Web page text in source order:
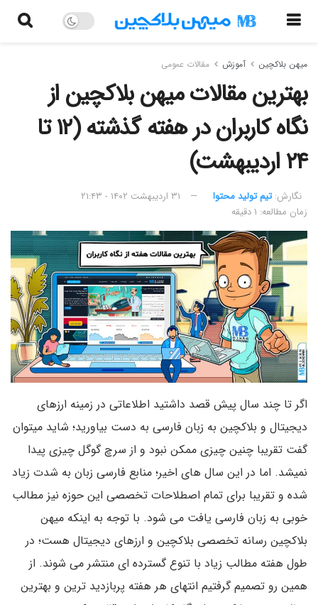
میهن بلاکچین آموزش مقالات عمومی
بهترین مقالات میهن بلاکچین از
نگاه کاربران در هفته گذشته (۱۲ تا
۲۴ اردیبهشت)
نگارش:‌ تیم تولید محتوا
۳۱ اردیبهشت ۱۴۰۲ - ۲۱:۴۳
زمان مطالعه: ۱ دقیقه
اگر تا چند سال پیش قصد داشتید اطلاعاتی در زمینه ارزهای
دیجیتال و بلاکچین به زبان فارسی به دست بیاورید؛ شاید میتوان
گفت تقریبا چنین چیزی ممکن نبود و از سرچ گوگل چیزی پیدا
نمیشد. اما در این سال های اخیر؛ منابع فارسی زبان به شدت زیاد
شده و تقریبا برای تمام اصطلاحات تخصصی این حوزه نیز مطالب
خوبی به زبان فارسی یافت می شود. با توجه به اینکه میهن
بلاکچین رسانه تخصصی بلاکچین و ارزهای دیجیتال هست؛ در
طول هفته مطالب زیاد با تنوع گسترده ای منتشر می شوند. از
همین رو تصمیم گرفتیم انتهای هر هفته پربازدید ترین و بهترین